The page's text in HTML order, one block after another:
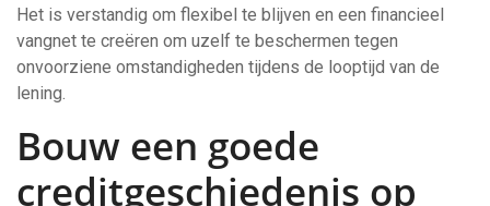
Het is verstandig om flexibel te blijven en een financieel
vangnet te creëren om uzelf te beschermen tegen
onvoorziene omstandigheden tijdens de looptijd van de
lening.
Bouw een goede
creditgeschiedenis op